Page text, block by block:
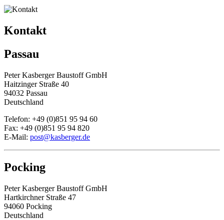
Kontakt
Passau
Peter Kasberger Baustoff GmbH
Haitzinger Straße 40
94032 Passau
Deutschland
Telefon: +49 (0)851 95 94 60
Fax: +49 (0)851 95 94 820
E-Mail: post@kasberger.de
Pocking
Peter Kasberger Baustoff GmbH
Hartkirchner Straße 47
94060 Pocking
Deutschland